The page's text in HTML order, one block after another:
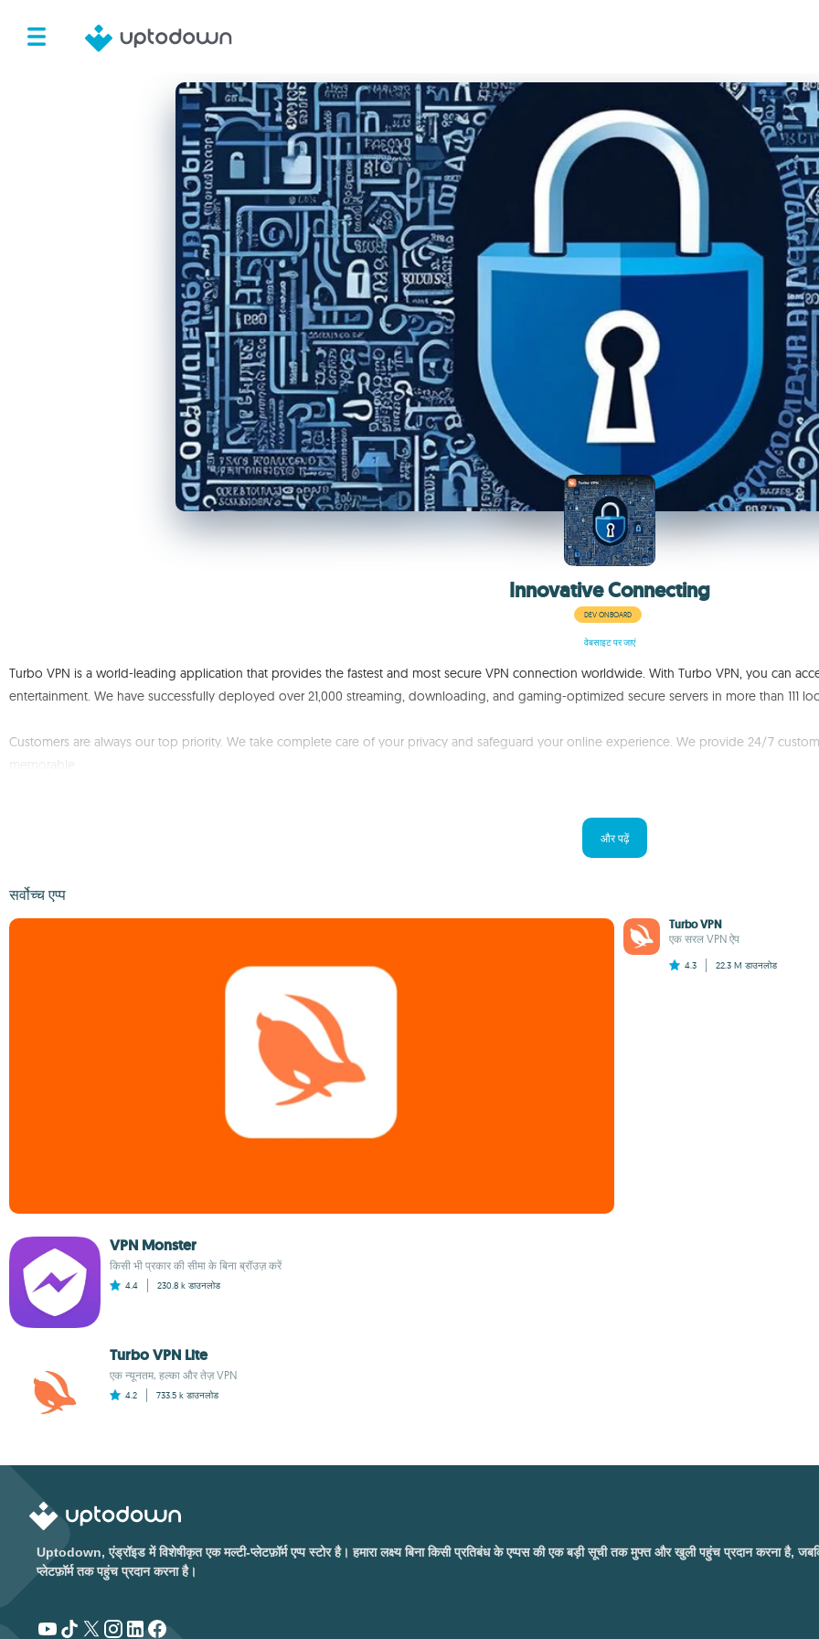
Innovative Connecting
DEV ONBOARD
वेबसाइट पर जाएं
Turbo VPN is a world-leading application that provides the fastest and most secure VPN connection worldwide. With Turbo VPN, you can
entertainment. We have successfully deployed over 21,000 streaming, downloading, and gaming-optimized secure servers in more than 111
Customers are always our top priority. We take complete care of your privacy and safeguard your online experience. We provide 24/7
memorable.
और पढ़ें
सर्वोच्च एप्प
Turbo VPN
एक सरल VPN ऐप
4.3 22.3 M डाउनलोड
VPN Monster
किसी भी प्रकार की सीमा के बिना ब्रॉउज़ करें
4.4 230.8 k डाउनलोड
Turbo VPN Lite
एक न्यूनतम, हल्का और तेज़ VPN
4.2 733.5 k डाउनलोड
Uptodown, एंड्रॉइड में विशेषीकृत एक मल्टी-प्लेटफ़ॉर्म एप्प स्टोर है। हमारा लक्ष्य बिना किसी प्रतिबंध के एप्पस की एक बड़ी सूची तक मुफ्त और खुली पहुंच प्रदान करना है,
प्लेटफ़ॉर्म तक पहुंच प्रदान करना है।